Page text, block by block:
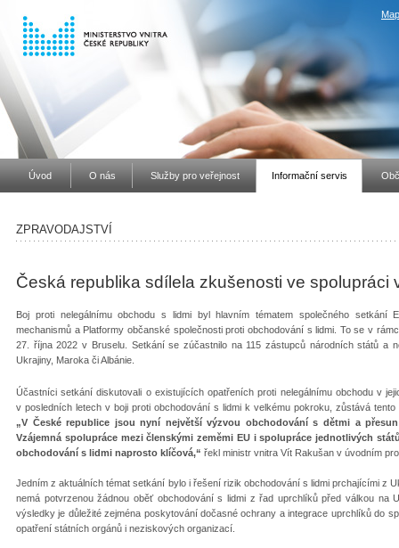
Úvod O nás Služby pro veřejnost Informační servis
ZPRAVODAJSTVÍ
Česká republika sdílela zkušenosti ve spolupráci
Boj proti nelegálnímu obchodu s lidmi byl hlavním tématem společného setkání
mechanismů a Platformy občanské společnosti proti obchodování s lidmi. To se v
27. října 2022 v Bruselu. Setkání se zúčastnilo na 115 zástupců národních států a
Ukrajiny, Maroka či Albánie.
Účastníci setkání diskutovali o existujících opatřeních proti nelegálnímu obchodu v
v posledních letech v boji proti obchodování s lidmi k velkému pokroku, zůstává
„V České republice jsou nyní největší výzvou obchodování s dětmi a
Vzájemná spolupráce mezi členskými zeměmi EU i spolupráce jednotlivých
obchodování s lidmi naprosto klíčová,“ řekl ministr vnitra Vít Rakušan v úvodním
Jedním z aktuálních témat setkání bylo i řešení rizik obchodování s lidmi prchajícími z
nemá potvrzenou žádnou oběť obchodování s lidmi z řad uprchlíků před válkou na
výsledky je důležité zejména poskytování dočasné ochrany a integrace uprchlíků do
opatření státních orgánů i neziskových organizací.